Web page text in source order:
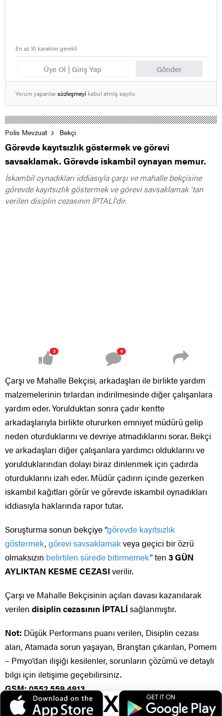
Üye Ol | Giriş Yap Gönder
En az 10 karakter gerekli
Yorum yapanlarsözleşmeyi kabul etmiş sayılır.
Polis Mevzuat Bekçi
Görevde kayıtsızlık göstermek ve görevi
savsaklamak. Görevde iskambil oynayan memur.
İskambil oynadıkları iddiasıyla çarşı ve mahalle bekçisine
görevde kayıtsızlık göstermek ve görevi savsaklamak 'tan
verilen disiplin cezasının İPTALİ'dir.
3 0
Çarşı ve Mahalle Bekçisi, arkadaşları ile birlikte yardım
malzemelerinin tırlardan indirilmesinde diğer çalışanlara
yardım eder. Yorulduktan sonra çadır kentte
arkadaşlarıyla birlikte otururken emniyet müdürü gelip
neden oturduklarını ve devriye atmadıklarını sorar. Bekçi
ve arkadaşları diğer çalışanlara yardımcı olduklarını ve
yorulduklarından dolayı biraz dinlenmek için çadırda
oturduklarını izah eder. Müdür çadırın içinde gezerken
iskambil kağıtları görür ve görevde iskambil oynadıkları
iddiasıyla haklarında rapor tutar.
Soruşturma sonun bekçiye “görevde kayıtsızlık
göstermek, görevi savsaklamakveya geçici bir özrü
olmaksızın belirtilen sürede bitirmemek” ten 3 GÜN
AYLIKTAN KESME CEZASI verilir.
Çarşı ve Mahalle Bekçisinin açılan davası kazanılarak
verilen disiplin cezasının İPTALİ sağlanmıştır.
Not: Düşük Performans puanı verilen, Disiplin cezası
alan, Atamada sorun yaşayan, Branştan çıkarılan, Pomem
– Pmyo’dan ilişiği kesilenler, sorunların çözümü ve detaylı
bilgi için iletişime geçebilirsiniz.
GSM: 0552 559 4913
X
Veri politikasındaki amaçlarla sınırlı ve mevzuata uygun şekilde çerez
konumlandırmaktayız. Detaylar içinveri politikamızıinceleyebilirsiniz.